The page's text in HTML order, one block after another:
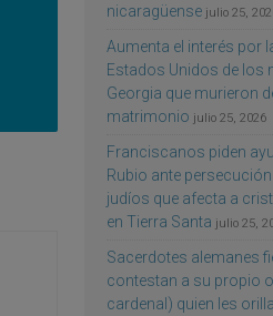
nicaragüense julio 25,
Aumenta el interés por
Estados Unidos de los
Georgia que murieron
matrimonio julio 25, 2026
Franciscanos piden
Rubio ante
judíos que afecta a
en Tierra Santa julio 25,
Sacerdotes alemanes
contestan a su propio
cardenal) quien les